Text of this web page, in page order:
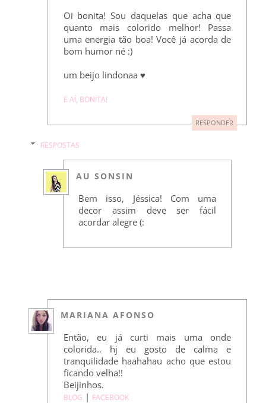
Oi bonita! Sou daquelas que acha que
quanto mais colorido melhor! Passa
uma energia tão boa! Você já acorda de
bom humor né :)
um beijo lindonaa ♥
E AÍ, BONITA!
RESPONDER
RESPOSTAS
AU SONSIN
Bem isso, Jéssica! Com uma
decor assim deve ser fácil
acordar alegre (:
MARIANA AFONSO
Então, eu já curti mais uma onde
colorida.. hj eu gosto de calma e
tranquilidade haahahau acho que estou
ficando velha!!
Beijinhos.
BLOG | FACEBOOK